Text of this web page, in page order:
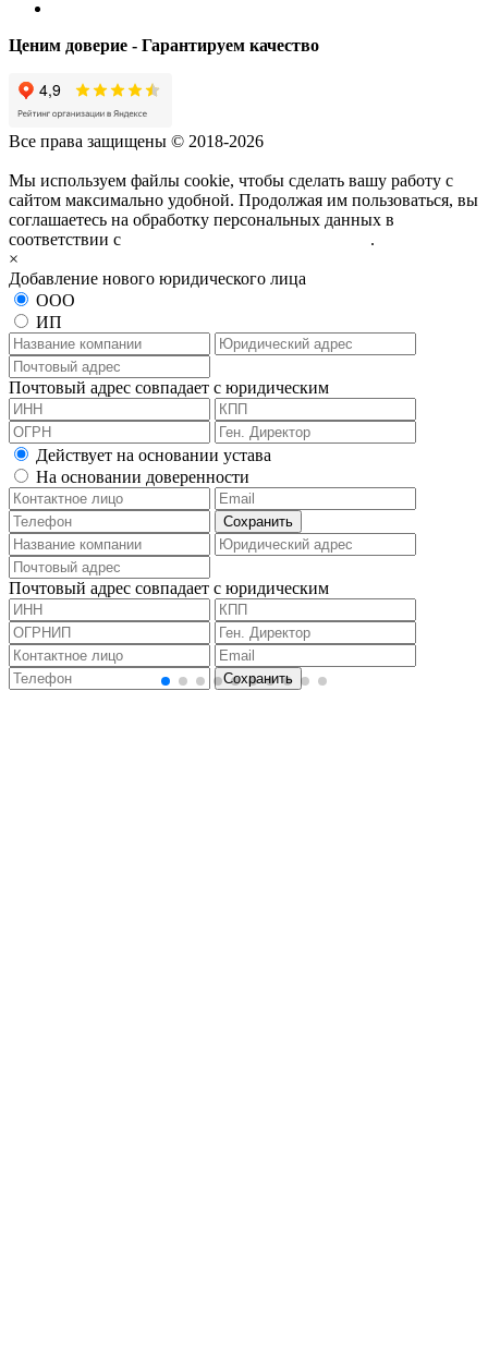
Ценим доверие - Гарантируем качество
Все права защищены © 2018-2026
Мы используем файлы cookie, чтобы сделать вашу работу с
сайтом максимально удобной. Продолжая им пользоваться, вы
соглашаетесь на обработку персональных данных в
соответствии с
.
×
Добавление нового юридического лица
ООО
ИП
Почтовый адрес совпадает с юридическим
Действует на основании устава
На основании доверенности
Почтовый адрес совпадает с юридическим